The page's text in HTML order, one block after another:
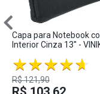
Capa para Notebook
Interior Cinza 13'' -
R$ 121,90